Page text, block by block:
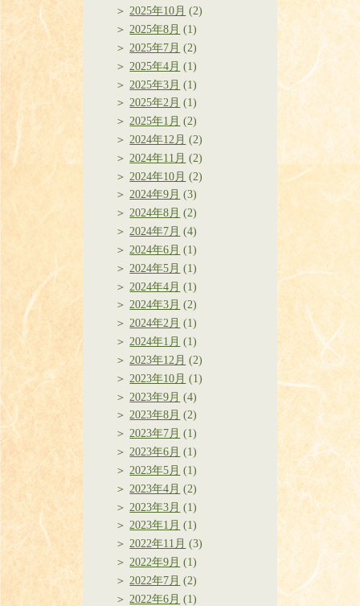
2025年10月 (2)
2025年8月 (1)
2025年7月 (2)
2025年4月 (1)
2025年3月 (1)
2025年2月 (1)
2025年1月 (2)
2024年12月 (2)
2024年11月 (2)
2024年10月 (2)
2024年9月 (3)
2024年8月 (2)
2024年7月 (4)
2024年6月 (1)
2024年5月 (1)
2024年4月 (1)
2024年3月 (2)
2024年2月 (1)
2024年1月 (1)
2023年12月 (2)
2023年10月 (1)
2023年9月 (4)
2023年8月 (2)
2023年7月 (1)
2023年6月 (1)
2023年5月 (1)
2023年4月 (2)
2023年3月 (1)
2023年1月 (1)
2022年11月 (3)
2022年9月 (1)
2022年7月 (2)
2022年6月 (1)